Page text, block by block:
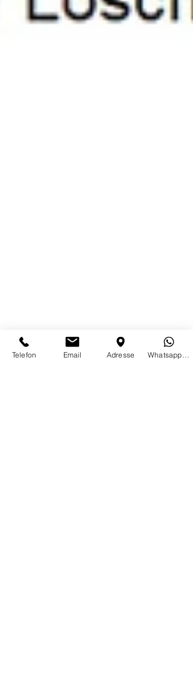
Telefon Email Adresse